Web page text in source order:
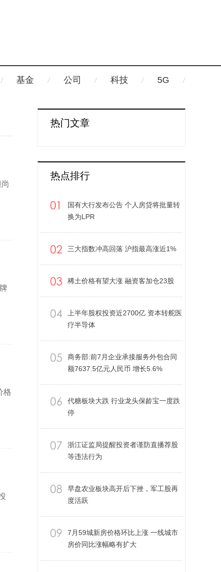
基金 公司 科技 5G
格
热门文章
热点排行
国有大行发布公告 个人房贷将批量转
换为LPR
三大指数冲高回落 沪指最高涨近1%
稀土价格有望大涨 融资客加仓23股
上半年股权投资近2700亿 资本转舵医
疗半导体
商务部:前7月企业承接服务外包合同
额7637.5亿元人民币 增长5.6%
代糖板块大跌 行业龙头保龄宝一度跌
停
浙江证监局提醒投资者谨防直播荐股
等违法行为
早盘农业板块高开后下挫，军工股再
度活跃
7月59城新房价格环比上涨 一线城市
房价同比涨幅略有扩大